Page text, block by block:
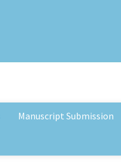
Manuscript Submission